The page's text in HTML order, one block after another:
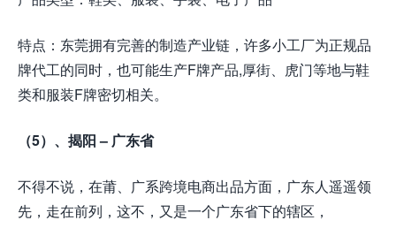
特点：东莞拥有完善的制造产业链，许多小工厂为正规品
牌代工的同时，也可能生产F牌产品,厚街、虎门等地与鞋
类和服装F牌密切相关。
（5）、揭阳 – 广东省
不得不说，在莆、广系跨境电商出品方面，广东人遥遥领
先，走在前列，这不，又是一个广东省下的辖区，